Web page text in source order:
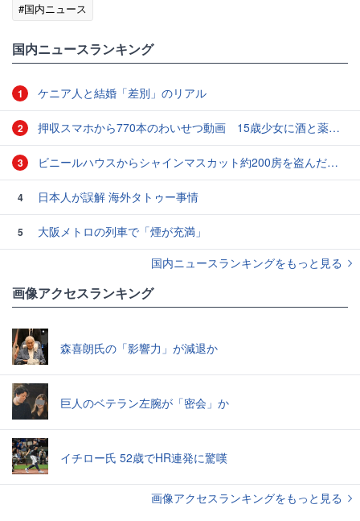
#国内ニュース
国内ニュースランキング
1 ケニア人と結婚「差別」のリアル
2 押収スマホから770本のわいせつ動画 15歳少女に酒と薬飲ませ性的暴行か 54歳男を再逮捕 「薬もありますよ」とSNSで誘い出し
3 ビニールハウスからシャインマスカット約200房を盗んだ疑い ネットで販売か 無職の男（42）逮捕 岡山県警
4 日本人が誤解 海外タトゥー事情
5
大阪メトロの列車で「煙が充満」
国内ニュースランキングをもっと見る
画像アクセスランキング
森喜朗氏の「影響力」が減退か
巨人のベテラン左腕が「密会」か
イチロー氏 52歳でHR連発に驚嘆
画像アクセスランキングをもっと見る